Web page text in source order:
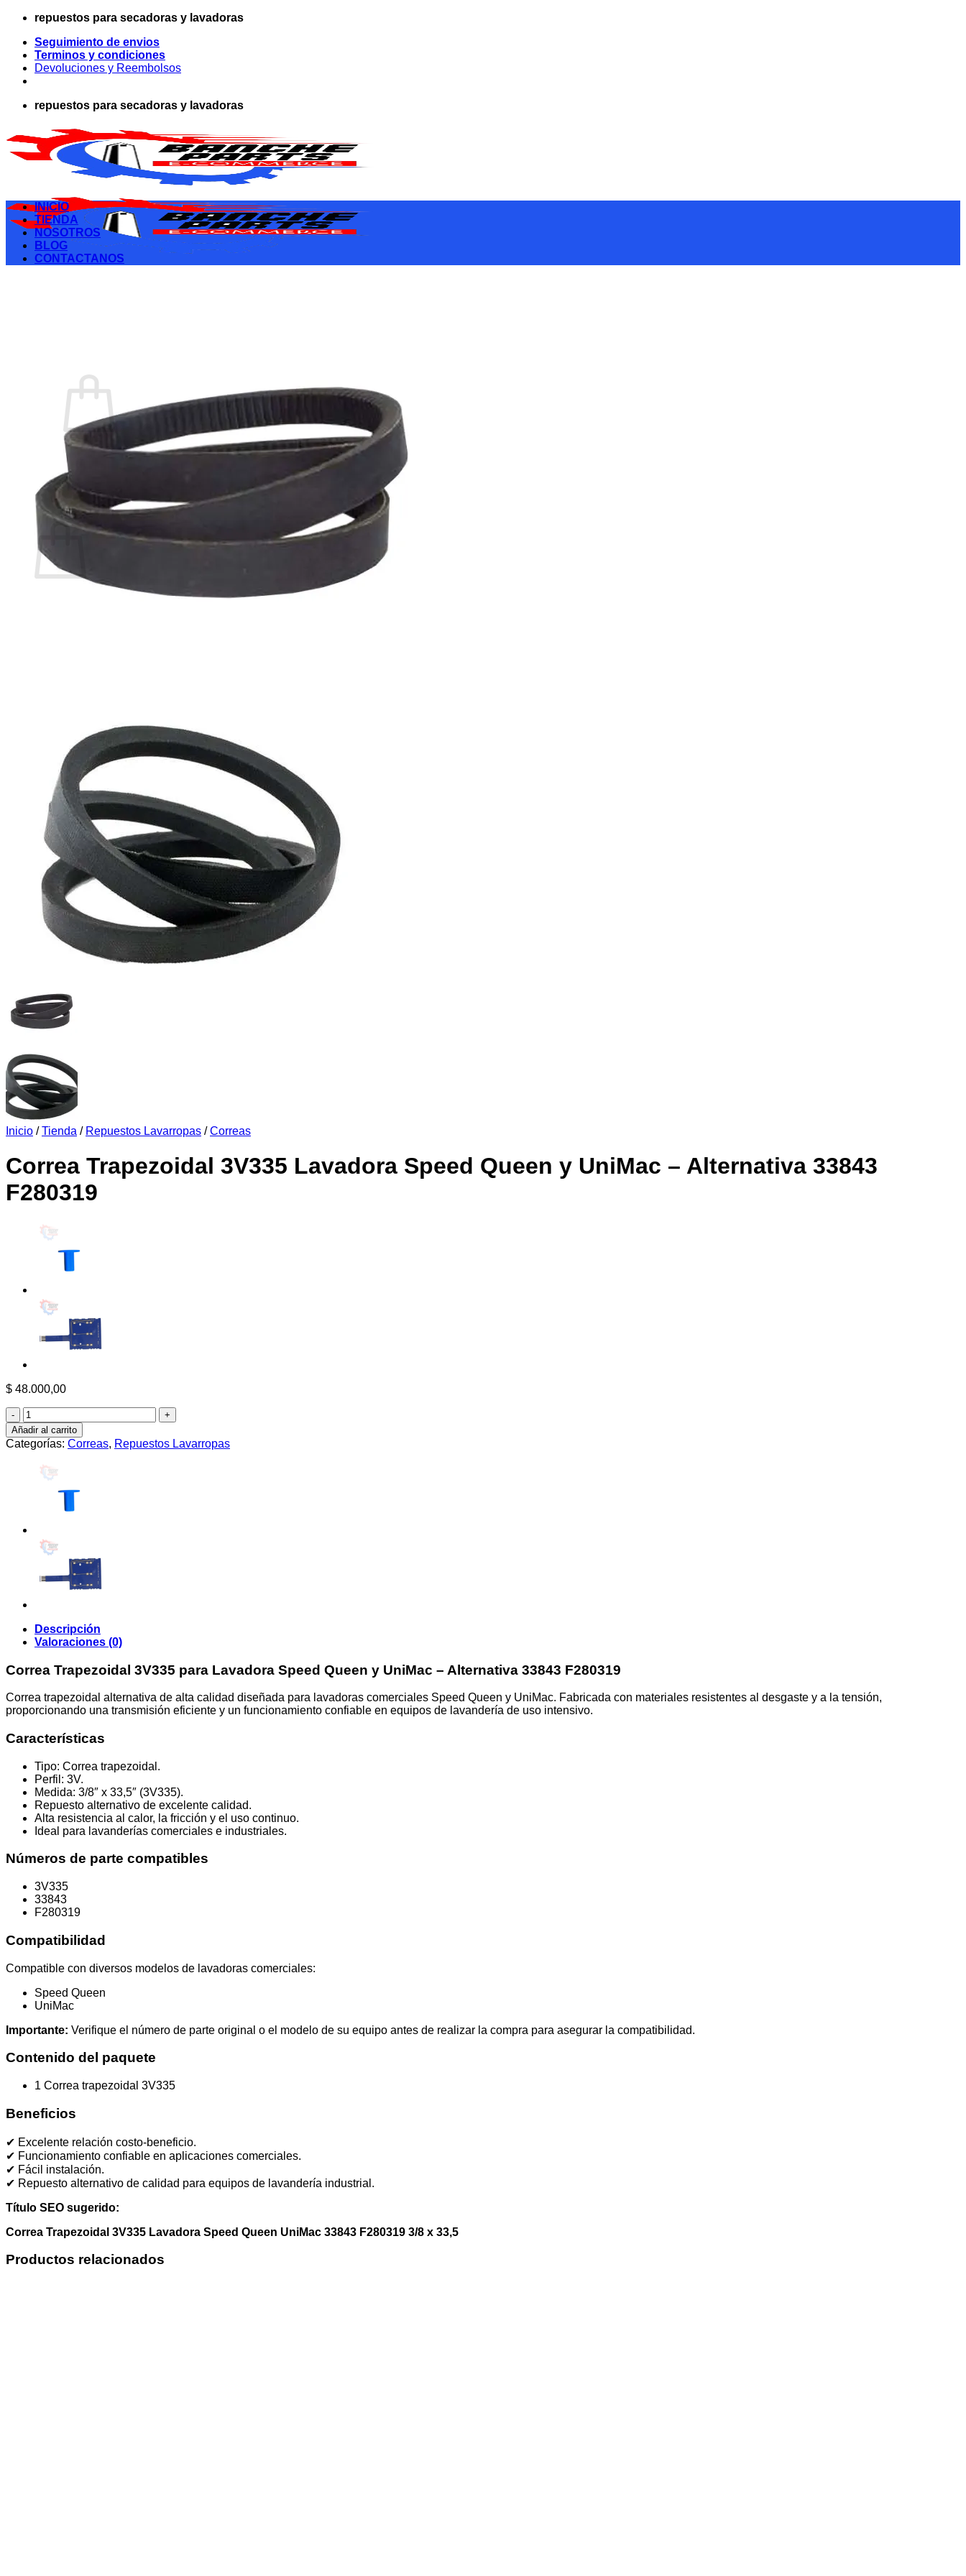
Saltar
contenido
repuestos para secadoras y lavadoras
Seguimiento de envios
Terminos y condiciones
Devoluciones y Reembolsos
repuestos para secadoras y lavadoras
No hay productos en el carrito.
Volver a la tienda
0
Carrito
No hay productos en el carrito.
INICIO
TIENDA
NOSOTROS
BLOG
CONTACTANOS
Inicio / Tienda / Repuestos Lavarropas / Correas
Correa Trapezoidal 3V335 Lavadora Speed Queen y UniMac – Alternativa 33843
F280319
$ 48.000,00
Correa
Trapezoidal
3V335
Lavadora
Speed
Queen
Alternativa
33843
F280319
Añadir al carrito
Categorías: Correas, Repuestos Lavarropas
Descripción
Valoraciones (0)
Correa Trapezoidal 3V335 para Lavadora Speed Queen y UniMac – Alternativa 33843 F280319
Correa trapezoidal alternativa de alta calidad diseñada para lavadoras comerciales Speed Queen y UniMac. Fabricada con materiales resistentes al desgaste y a la tensión,
proporcionando una transmisión eficiente y un funcionamiento confiable en equipos de lavandería de uso intensivo.
Características
Tipo: Correa trapezoidal.
Perfil: 3V.
Medida: 3/8″ x 33,5″ (3V335).
Repuesto alternativo de excelente calidad.
Alta resistencia al calor, la fricción y el uso continuo.
Ideal para lavanderías comerciales e industriales.
Números de parte compatibles
3V335
33843
F280319
Compatibilidad
Compatible con diversos modelos de lavadoras comerciales:
Speed Queen
UniMac
Importante: Verifique el número de parte original o el modelo de su equipo antes de realizar la compra para asegurar la compatibilidad.
Contenido del paquete
1 Correa trapezoidal 3V335
Beneficios
✔ Excelente relación costo-beneficio.
✔ Funcionamiento confiable en aplicaciones comerciales.
✔ Fácil instalación.
✔ Repuesto alternativo de calidad para equipos de lavandería industrial.
Título SEO sugerido:
Correa Trapezoidal 3V335 Lavadora Speed Queen UniMac 33843 F280319 3/8 x 33,5
Productos relacionados